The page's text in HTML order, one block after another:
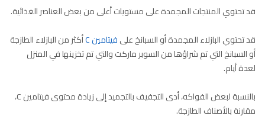
قد تحتوي المنتجات المجمدة على مستويات أعلى من بعض العناصر الغذائية.
قد تحتوي البازلاء المجمدة أو السبانخ علىفيتامين C أكثر من البازلاء الطازجة
أو السبانخ التي تم شراؤها من السوبر ماركت والتي تم تخزينها في المنزل
لعدة أيام.
بالنسبة لبعض الفواكه، أدى التجفيف بالتجميد إلى زيادة محتوى فيتامين C،
مقارنة بالأصناف الطازجة.